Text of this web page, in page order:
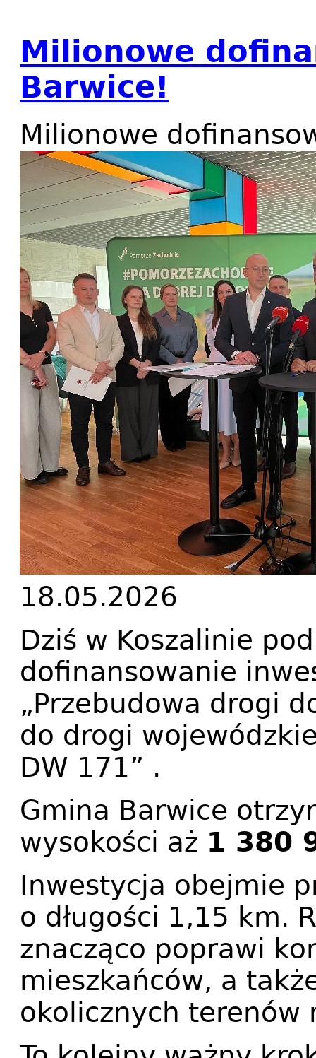
Milionowe
Barwice!
Milionowe
18.05.2026
Dziś w Koszalinie
dofinansowanie
„Przebudowa drogi
do drogi
DW 171” .
Gmina Barwice
wysokości aż 1 380
Inwestycja obejmie
o długości 1,15 km.
znacząco poprawi
mieszkańców, a
okolicznych terenów